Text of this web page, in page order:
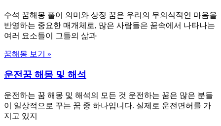
수석 꿈해몽 풀이 의미와 상징 꿈은 우리의 무의식적인 마음을
반영하는 중요한 매개체로, 많은 사람들은 꿈속에서 나타나는
여러 요소들이 그들의 삶과
꿈해몽 보기 »
운전꿈 해몽 및 해석
운전하는 꿈 해몽 및 해석의 모든 것 운전하는 꿈은 많은 분들
이 일상적으로 꾸는 꿈 중 하나입니다. 실제로 운전면허를 가
지고 있지